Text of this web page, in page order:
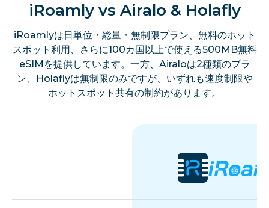
iRoamly vs Airalo & Holafly
iRoamlyは日単位・総量・無制限プラン、無料のホット
スポット利用、さらに100カ国以上で使える500MB無料
eSIMを提供しています。一方、Airaloは2種類のプラ
ン、Holaflyは無制限のみですが、いずれも速度制限や
ホットスポット共有の制約があります。